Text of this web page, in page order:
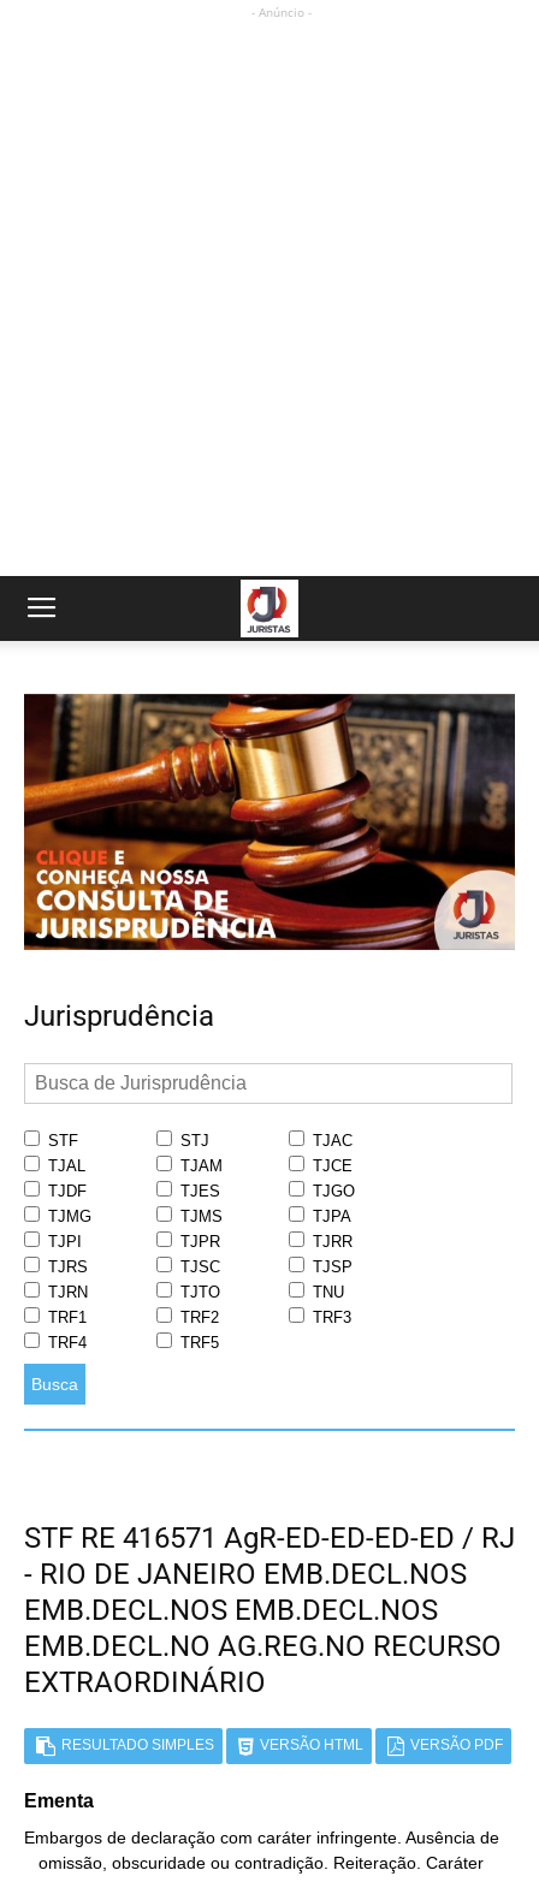
- Anúncio -
Jurisprudência
STF STJ
TJAC
TJAL
TJAM
TJCE
TJDF
TJES
TJGO
TJMG
TJMS
TJPA
TJPI
TJPR
TJRR
TJRS
TJSC
TJSP
TJRN
TJTO
TNU
TRF1
TRF2
TRF3
TRF4
TRF5
Busca
STF RE 416571 AgR-ED-ED-ED-ED / RJ
- RIO DE JANEIRO EMB.DECL.NOS
EMB.DECL.NOS EMB.DECL.NOS
EMB.DECL.NO AG.REG.NO RECURSO
EXTRAORDINÁRIO
RESULTADO SIMPLES VERSÃO HTML VERSÃO PDF
Ementa
Embargos de declaração com caráter infringente. Ausência de